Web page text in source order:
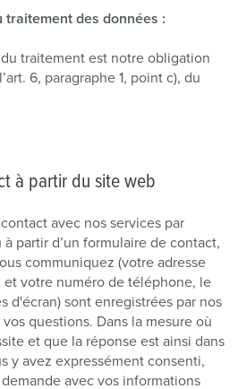
traitement des données :
traitement est notre obligation
6, paragraphe 1, point c), du
à partir du site web
avec nos services par
partir d’un formulaire de contact,
communiquez (votre adresse
votre numéro de téléphone, le
d'écran) sont enregistrées par nos
questions. Dans la mesure où
et que la réponse est ainsi dans
y avez expressément consenti,
avec vos informations